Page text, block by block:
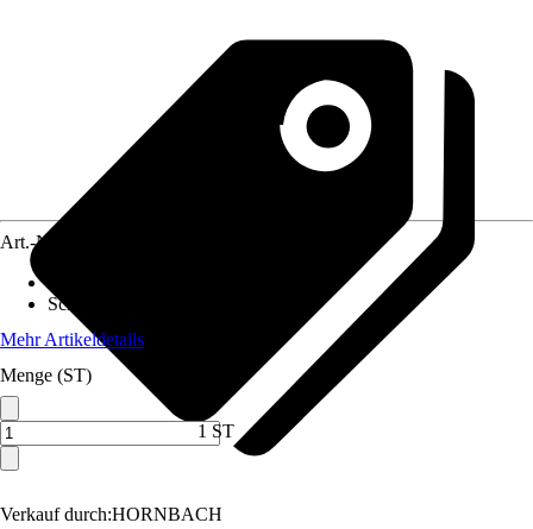
Verkauf durch:HORNBACH
Art.-Nr.
Schnittart
Mehr Artikeldetails
Menge (ST)
1 ST